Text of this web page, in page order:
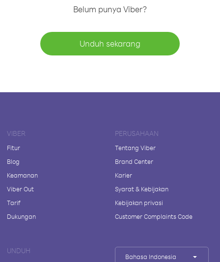
Belum punya Viber?
Unduh sekarang
VIBER
Fitur
Blog
Keamanan
Viber Out
Tarif
Dukungan
PERUSAHAAN
Tentang Viber
Brand Center
Karier
Syarat & Kebijakan
Kebijakan privasi
Customer Complaints Code
UNDUH
Bahasa Indonesia